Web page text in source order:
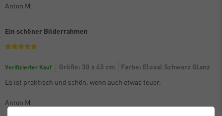
Anton M.
Ein schöner Bilderrahmen
Verifizierter Kauf Größe: 30 x 45 cm
Farbe: Eloxal Schwarz Glanz
Es ist praktisch und schön, wenn auch etwas teuer.
Anton M.